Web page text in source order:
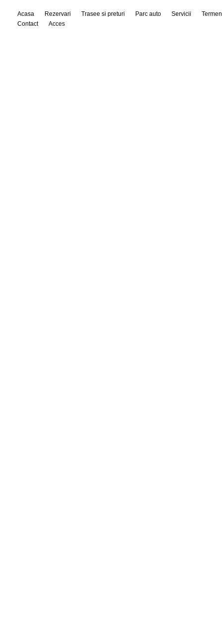
Acasa Rezervari Trasee si preturi Parc auto Servicii
Contact
Acces